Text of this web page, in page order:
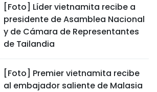
[Foto] Líder vietnamita recibe a
presidente de Asamblea Nacional
y de Cámara de Representantes
de Tailandia
[Foto] Premier vietnamita recibe
al embajador saliente de Malasia